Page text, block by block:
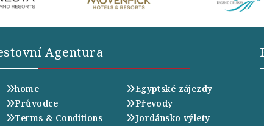
Agentura
home
Průvodce
Terms & Conditions
Egyptské zájezdy
Převody
Jordánsko výlety